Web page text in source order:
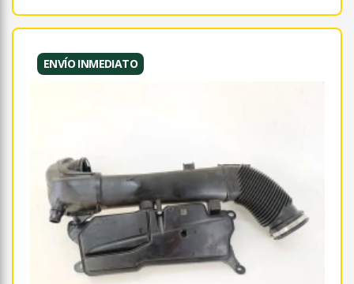
ENVÍO INMEDIATO